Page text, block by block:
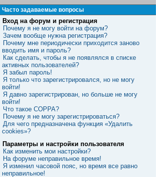
Часто задаваемые вопросы
Вход на форум и регистрация
Почему я не могу войти на форум?
Зачем вообще нужна регистрация?
Почему мне периодически приходится заново
вводить имя и пароль?
Как сделать, чтобы я не появлялся в списке
активных пользователей?
Я забыл пароль!
Я только что зарегистрировался, но не могу
войти!
Я давно зарегистрирован, но больше не могу
войти!
Что такое COPPA?
Почему я не могу зарегистрироваться?
Для чего предназначена функция «Удалить
cookies»?
Параметры и настройки пользователя
Как изменить мои настройки?
На форуме неправильное время!
Я изменил часовой пояс, но время все равно
неправильное!